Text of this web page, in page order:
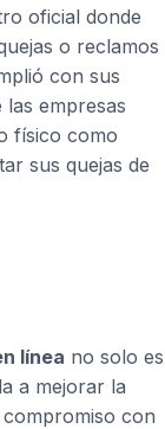
oficial donde
o reclamos
con sus
empresas
físico como
sus quejas de
línea no solo es
a mejorar la
con